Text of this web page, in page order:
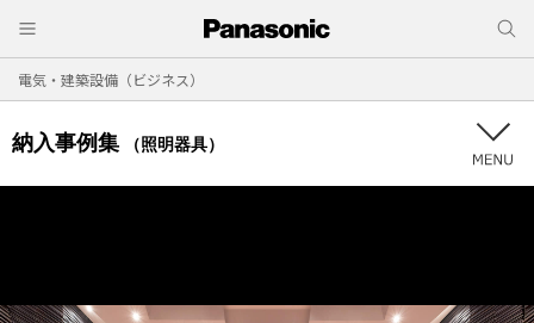
電気・建築設備（ビジネス）
納入事例集 （照明器具）